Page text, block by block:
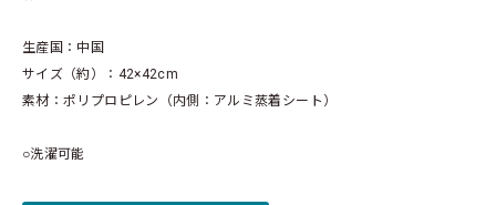
生産国：中国
サイズ（約）：42×42cm
素材：ポリプロピレン（内側：アルミ蒸着シート）
○洗濯可能